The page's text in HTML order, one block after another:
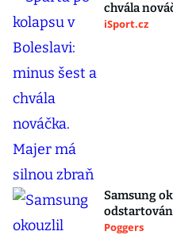
chvála
iSport.cz
Samsung
Poggers